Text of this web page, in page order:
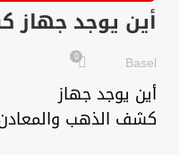
أين يوجد جهاز
Basel
0
أين يوجد جهاز
كشف الذهب